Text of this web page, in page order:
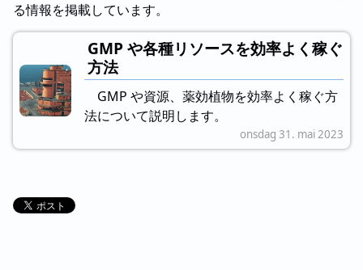
る情報を掲載しています。
GMP や各種リソースを効率よく稼ぐ
方法
GMP や資源、薬効植物を効率よく稼ぐ方
法について説明します。
onsdag 31. mai 2023